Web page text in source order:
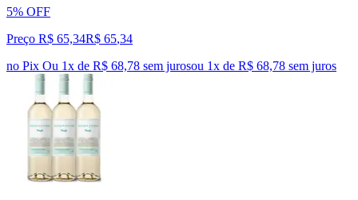
5% OFF
Preço R$ 65,34R$ 65,34
no Pix Ou 1x de R$ 68,78 sem jurosou 1x de R$ 68,78 sem juros